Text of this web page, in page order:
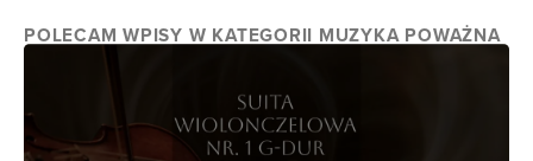
POLECAM WPISY W KATEGORII MUZYKA POWAŻNA